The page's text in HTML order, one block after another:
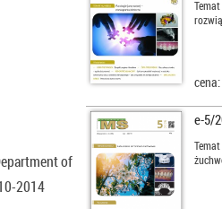
of
2014
cena:
e-5/